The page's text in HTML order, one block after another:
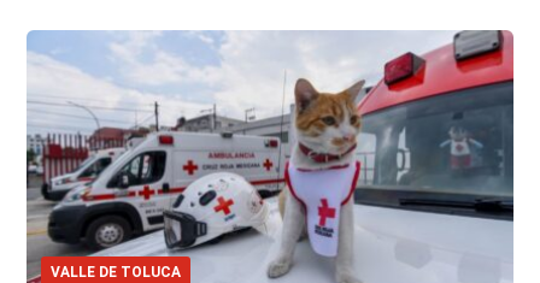
VALLE DE TOLUCA